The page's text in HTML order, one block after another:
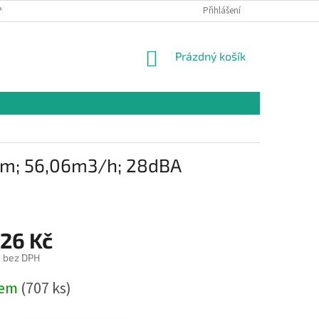
Přihlášení
NÁKUPNÍ
Prázdný košík
56,06m3/h; 28dBA
Kč
bez DPH
(707 ks)